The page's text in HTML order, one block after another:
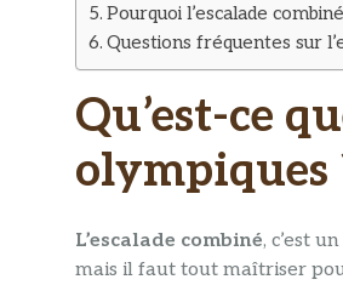
Pourquoi l’escalade
Questions fréquentes sur
Qu’est-ce
olympiques
L’escalade combiné, c’est
mais il faut tout maîtriser